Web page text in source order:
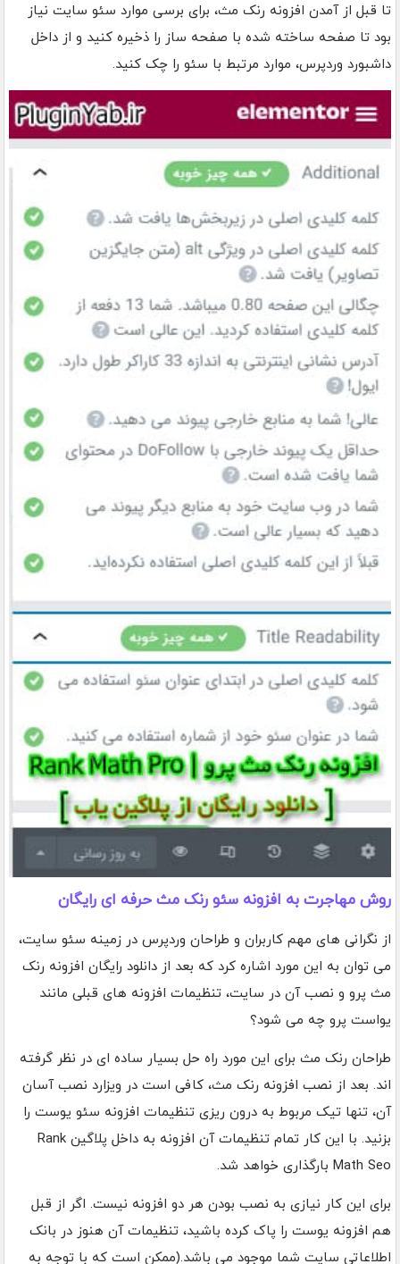
تا قبل از آمدن افزونه رنک مث، برای برسی موارد سئو سایت نیاز
بود تا صفحه ساخته شده با صفحه ساز را ذخیره کنید و از داخل
داشبورد وردپرس، موارد مرتبط با سئو را چک کنید.
روش مهاجرت به افزونه سئو رنک مث حرفه ای رایگان
از نگرانی های مهم کاربران و طراحان وردپرس در زمینه سئو سایت،
می توان به این مورد اشاره کرد که بعد از دانلود رایگان افزونه رنک
مث پرو و نصب آن در سایت، تنظیمات افزونه های قبلی مانند
یواست پرو چه می شود؟
طراحان رنک مث برای این مورد راه حل بسیار ساده ای در نظر گرفته
اند. بعد از نصب افزونه رنک مث، کافی است در ویزارد نصب آسان
آن، تنها تیک مربوط به درون ریزی تنظیمات افزونه سئو یوست را
بزنید. با این کار تمام تنظیمات آن افزونه به داخل پلاگین Rank
Math Seo بارگذاری خواهد شد.
برای این کار نیازی به نصب بودن هر دو افزونه نیست. اگر از قبل
هم افزونه یوست را پاک کرده باشید، تنظیمات آن هنوز در بانک
اطلاعاتی سایت شما موجود می باشد.(ممکن است که با توجه به